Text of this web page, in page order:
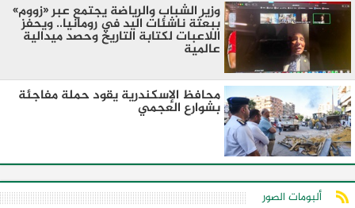
وزير الشباب والرياضة يجتمع عبر «زووم»
ببعثة ناشئات اليد في رومانيا.. ويحفز
اللاعبات لكتابة التاريخ وحصد ميدالية
عالمية
محافظ الإسكندرية يقود حملة مفاجئة
بشوارع العجمي
ألبومات الصور